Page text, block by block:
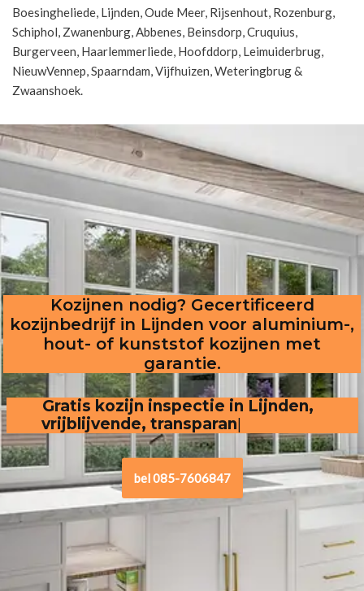
Boesingheliede, Lijnden, Oude Meer, Rijsenhout, Rozenburg,
Schiphol, Zwanenburg, Abbenes, Beinsdorp, Cruquius,
Burgerveen, Haarlemmerliede, Hoofddorp, Leimuiderbrug,
NieuwVennep, Spaarndam, Vijfhuizen, Weteringbrug &
Zwaanshoek.
Kozijnen nodig? Gecertificeerd
kozijnbedrijf in Lijnden voor aluminium-,
hout- of kunststof kozijnen met
garantie.
Gratis kozijn inspectie in Lijnden,
vrijblijvende, transparante offerte
bel 085-7606847